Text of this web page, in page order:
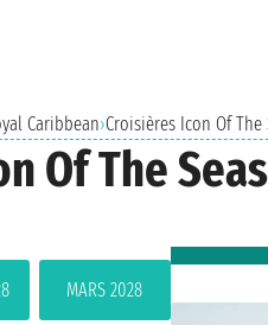
Caribbean›Croisières Icon Of The
Of The
MARS 2028